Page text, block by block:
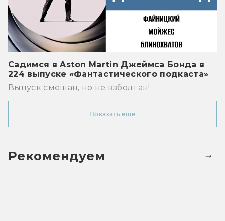
Садимся в Aston Martin Джеймса Бонда в
224 выпуске «Фантастического подкаста»
Выпуск смешан, но не взболтан!
Показать ещё
Рекомендуем